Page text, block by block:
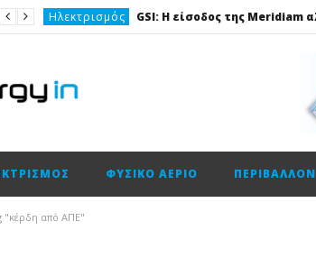
Ηλεκτρισμός
Νέα
ΙσολογισμοίΦΥΣΙΚΌ ΑΈΡΙΟ ΠΕΡΙΒΆΛΛΟΝ
"κέρδη από ΑΠΕ"